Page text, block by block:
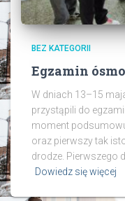
BEZ KATEGORII
Egzamin
W dniach 13–15
przystąpili do
moment
oraz pierwszy tak
drodze. Pierwszego
Dowiedz się więcej